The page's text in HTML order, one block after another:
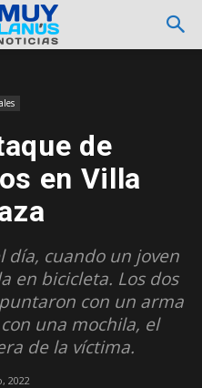
de
en Villa
día, cuando un joven
en bicicleta. Los dos
con un arma
una mochila, el
de la víctima.
2022